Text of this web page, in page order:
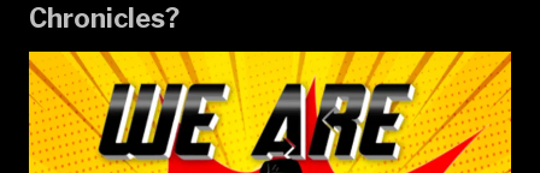
Chronicles?